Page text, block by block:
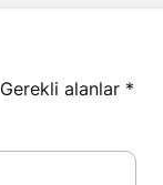
Gerekli alanlar *